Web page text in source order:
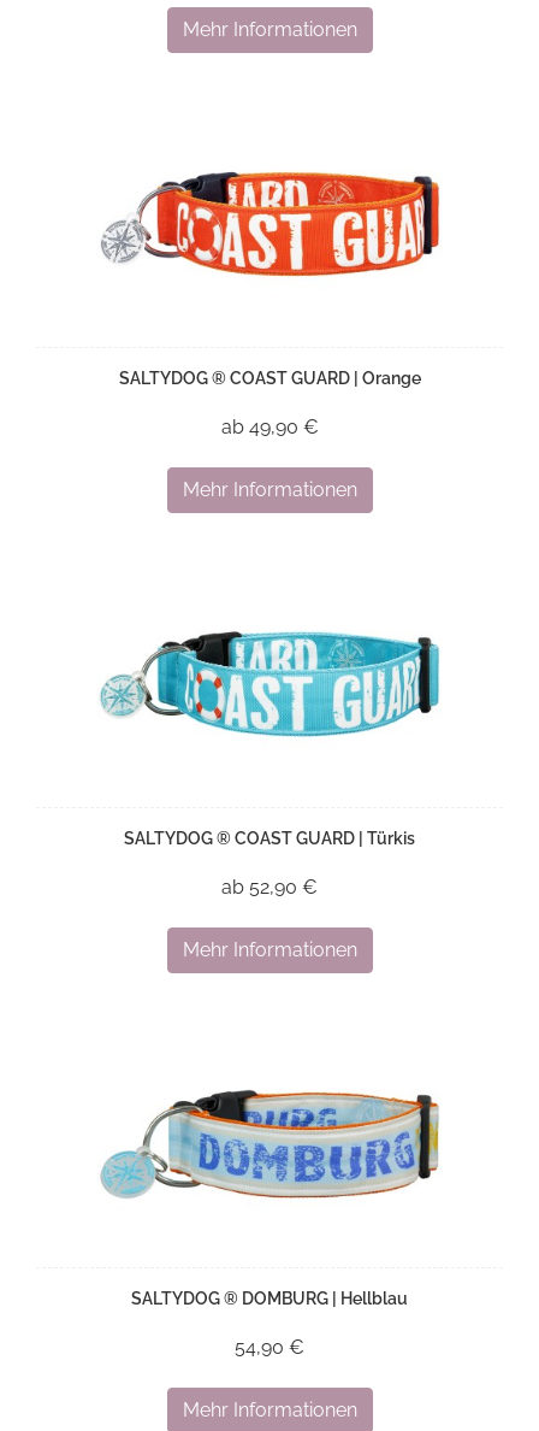
Mehr Informationen
SALTYDOG ® COAST GUARD | Orange
ab 49,90 €
Mehr Informationen
SALTYDOG ® COAST GUARD | Türkis
ab 52,90 €
Mehr Informationen
SALTYDOG ® DOMBURG | Hellblau
54,90 €
Mehr Informationen